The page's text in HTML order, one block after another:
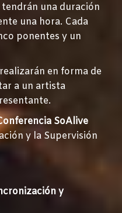
tendrán una duración
una hora. Cada
ponentes y un
en forma de
a un artista
SoAlive
y la Supervisión
y